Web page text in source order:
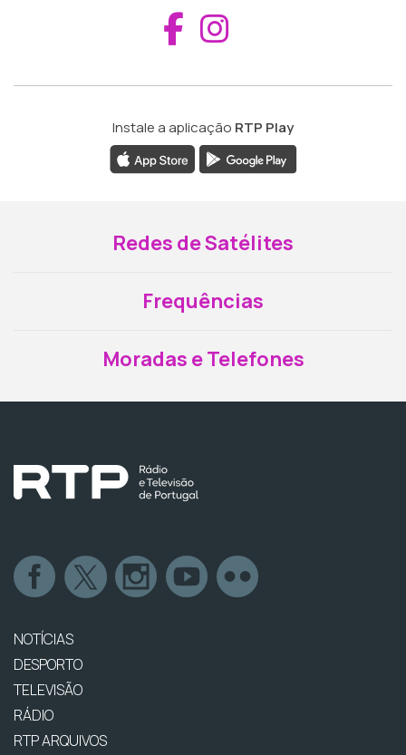
Aceder ao
Instale a aplicação RTP Play
Redes de Satélites
Frequências
Moradas e Telefones
NOTÍCIAS
DESPORTO
TELEVISÃO
RÁDIO
RTP ARQUIVOS